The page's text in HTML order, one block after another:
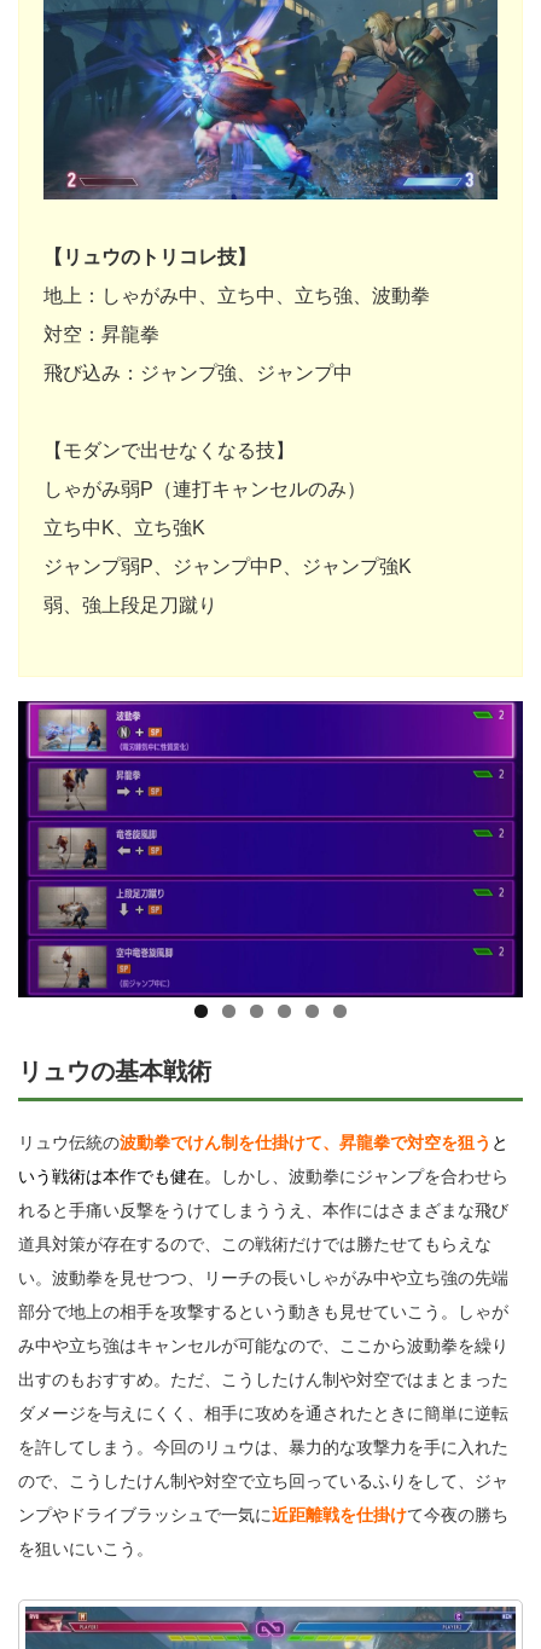
【リュウのトリコレ技】
地上：しゃがみ中、立ち中、立ち強、波動拳
対空：昇龍拳
飛び込み：ジャンプ強、ジャンプ中
【モダンで出せなくなる技】
しゃがみ弱P（連打キャンセルのみ）
立ち中K、立ち強K
ジャンプ弱P、ジャンプ中P、ジャンプ強K
弱、強上段足刀蹴り
リュウの基本戦術
リュウ伝統の波動拳でけん制を仕掛けて、昇龍拳で対空を狙う と
いう戦術は本作でも健在。
しかし、波動拳にジャンプを合わせら
れると手痛い反撃をうけてしまううえ、本作にはさまざまな飛び
道具対策が存在するので、この戦術だけでは勝たせてもらえな
い。波動拳を見せつつ、リーチの長いしゃがみ中や立ち強の先端
部分で地上の相手を攻撃するという動きも見せていこう。しゃが
み中や立ち強はキャンセルが可能なので、ここから波動拳を繰り
出すのもおすすめ。ただ、こうしたけん制や対空ではまとまった
ダメージを与えにくく、相手に攻めを通されたときに簡単に逆転
を許してしまう。今回のリュウは、暴力的な攻撃力を手に入れた
ので、こうしたけん制や対空で立ち回っているふりをして、ジャ
ンプやドライブラッシュで一気に近距離戦を仕掛けて今夜の勝ち
を狙いにいこう。